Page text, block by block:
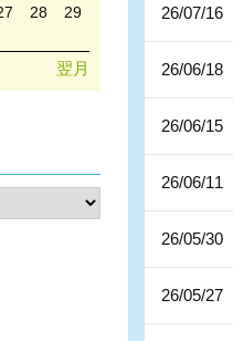
26/07/16
26/06/18
26/06/15
26/06/11
26/05/30
26/05/27
28
29
翌月